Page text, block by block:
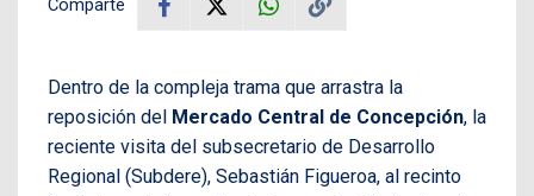
Comparte
Dentro de la compleja trama que arrastra la
reposición del Mercado Central de Concepción, la
reciente visita del subsecretario de Desarrollo
Regional (Subdere), Sebastián Figueroa, al recinto